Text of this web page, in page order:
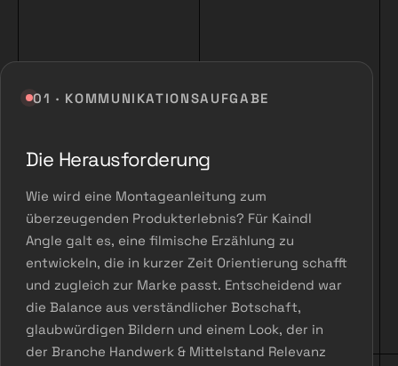
01 · KOMMUNIKATIONSAUFGABE
Die Herausforderung
Wie wird eine Montageanleitung zum
überzeugenden Produkterlebnis? Für Kaindl
Angle galt es, eine filmische Erzählung zu
entwickeln, die in kurzer Zeit Orientierung schafft
und zugleich zur Marke passt. Entscheidend war
die Balance aus verständlicher Botschaft,
glaubwürdigen Bildern und einem Look, der in
der Branche Handwerk & Mittelstand Relevanz